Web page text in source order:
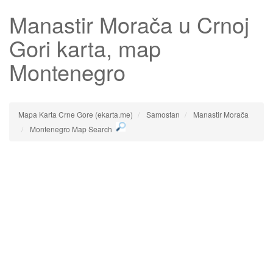
Manastir Morača u Crnoj
Gori karta, map
Montenegro
Mapa Karta Crne Gore (ekarta.me) Samostan
Manastir Morača
Montenegro Map Search